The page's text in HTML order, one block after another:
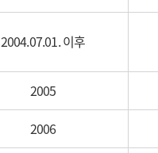
2004.07.01. 이후
2005
2006